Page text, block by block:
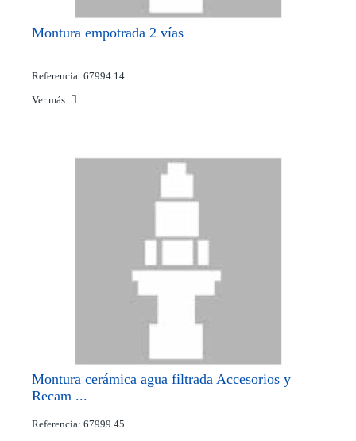
Montura empotrada 2 vías
Referencia: 67994 14
Ver más
Montura cerámica agua filtrada Accesorios y
Recam ...
Referencia: 67999 45